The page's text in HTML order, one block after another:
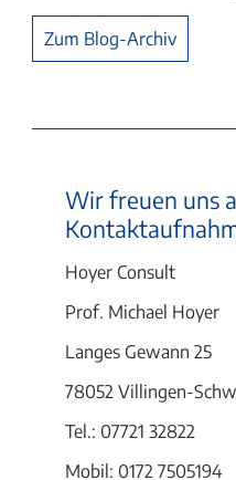
Zum Blog-Archiv
Wir freuen uns
Hoyer Consult
Prof. Michael Hoyer
Langes Gewann 25
78052 Villingen-
Tel.: 07721 32822
Mobil: 0172 7505194